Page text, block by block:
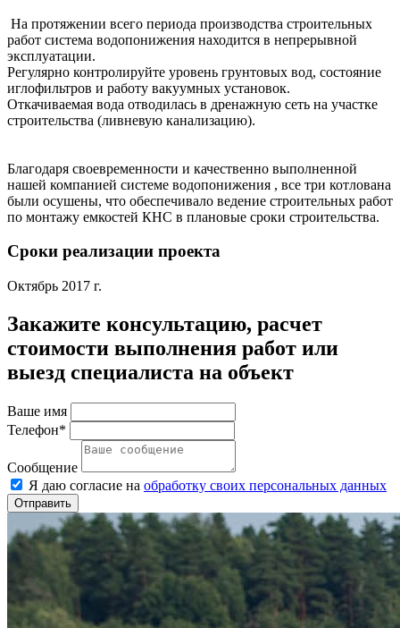
На протяжении всего периода производства строительных
работ система водопонижения находится в непрерывной
эксплуатации.
Регулярно контролируйте уровень грунтовых вод, состояние
иглофильтров и работу вакуумных установок.
Откачиваемая вода отводилась в дренажную сеть на участке
строительства (ливневую канализацию).
Благодаря своевременности и качественно выполненной
нашей компанией системе водопонижения , все три котлована
были осушены, что обеспечивало ведение строительных работ
по монтажу емкостей КНС в плановые сроки строительства.
Сроки реализации проекта
Октябрь 2017 г.
Закажите консультацию, расчет
стоимости выполнения работ или
выезд специалиста на объект
Ваше имя
Телефон*
Сообщение
Я даю согласие на обработку своих персональных данных
Отправить